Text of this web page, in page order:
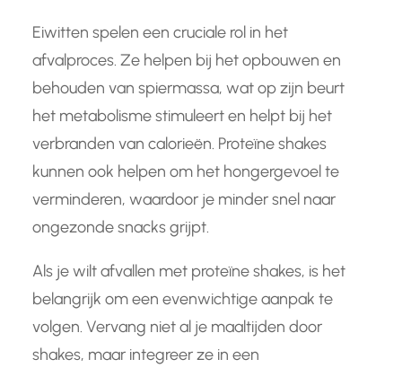
Eiwitten spelen een cruciale rol in het
afvalproces. Ze helpen bij het opbouwen en
behouden van spiermassa, wat op zijn beurt
het metabolisme stimuleert en helpt bij het
verbranden van calorieën. Proteïne shakes
kunnen ook helpen om het hongergevoel te
verminderen, waardoor je minder snel naar
ongezonde snacks grijpt.
Als je wilt afvallen met proteïne shakes, is het
belangrijk om een evenwichtige aanpak te
volgen. Vervang niet al je maaltijden door
shakes, maar integreer ze in een